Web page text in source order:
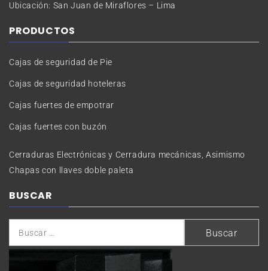
Ubicación: San Juan de Miraflores – Lima
PRODUCTOS
Cajas de seguridad de Pie
Cajas de seguridad hoteleras
Cajas fuertes de empotrar
Cajas fuertes con buzón
Cerraduras Electrónicas y Cerradura mecánicas, Asimismo
Chapas con llaves doble paleta
BUSCAR